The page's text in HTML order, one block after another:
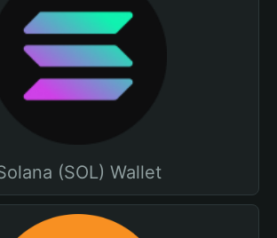
(SOL) Wallet